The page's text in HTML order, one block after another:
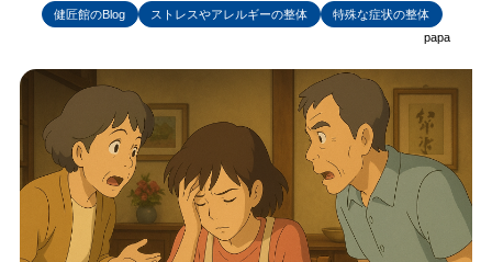
健匠館のBlog ストレスやアレルギーの整体
特殊な症状の整体
papa